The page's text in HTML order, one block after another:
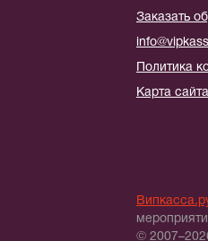
Заказать
Политика
Карта сайта
©